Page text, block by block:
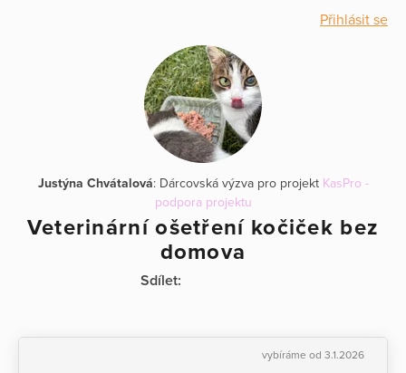
Přihlásit se
Justýna Chvátalová: Dárcovská výzva pro projekt KasPro -
podpora projektu
Veterinární ošetření kočiček bez
domova
Sdílet:
vybíráme od 3.1.2026